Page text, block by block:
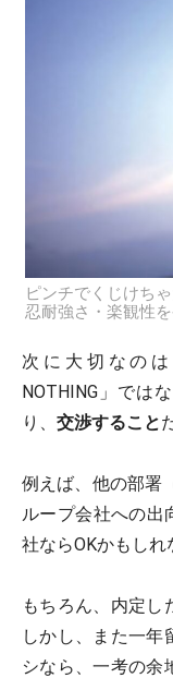
ピンチでくじけち
忍耐強さ・楽観性
次に大切なの
NOTHING」では
り、 交渉すること
例えば、他の部署
ループ会社への出
社ならOKかもしれ
もちろん、内定し
しかし、また一年
シなら、一考の余